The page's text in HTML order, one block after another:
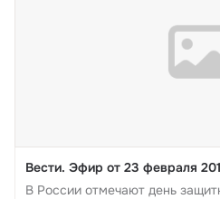
Вести. Эфир от 23 февраля
В России отмечают день